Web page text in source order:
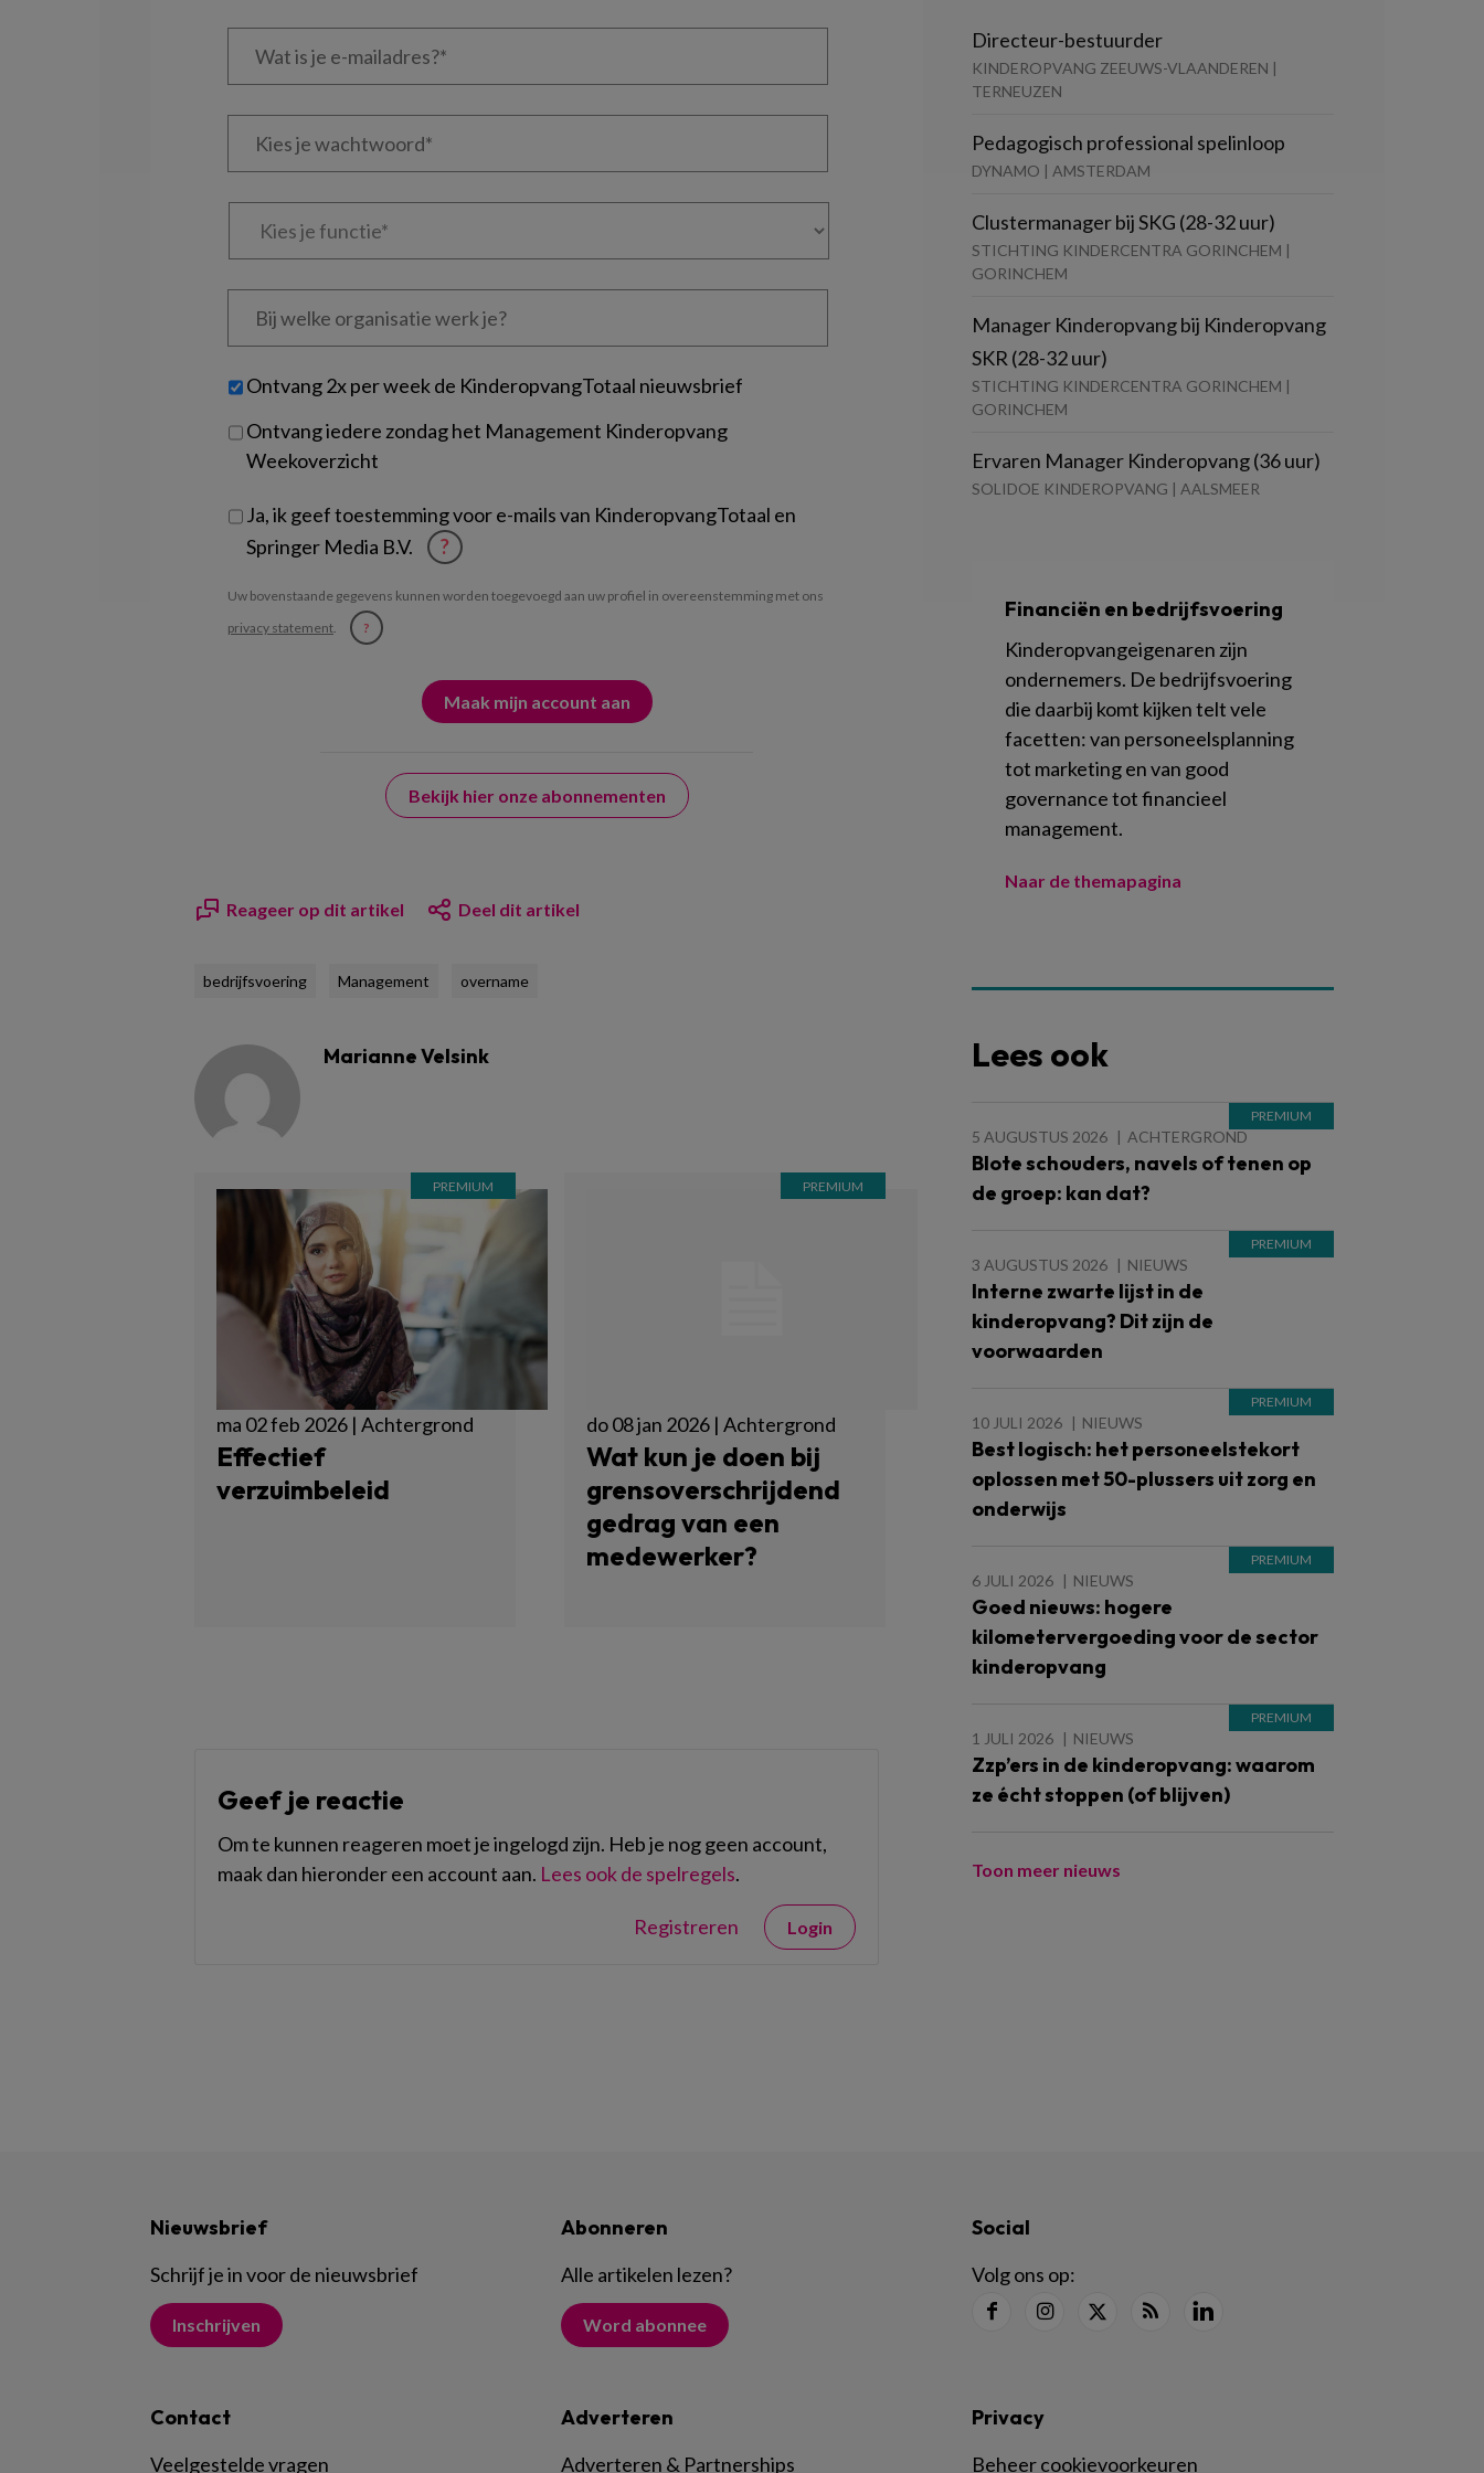
Wat
Kies
Kies
Bij
welke
je?
Untitled
Ontvang 2x per week de KinderopvangTotaal nieuwsbrief
Ontvang iedere zondag het Management Kinderopvang
Weekoverzicht
Ja, ik geef toestemming voor e-mails van KinderopvangTotaal en
Springer Media B.V.
?
Uw bovenstaande gegevens kunnen worden toegevoegd aan uw profiel in overeenstemming met ons
privacy statement. ?
Bekijk hier onze abonnementen
Reageer op dit artikel Deel dit artikel
bedrijfsvoering Management overname
Marianne Velsink
ma 02 feb 2026 | Achtergrond
Effectief
verzuimbeleid
do 08 jan 2026 | Achtergrond
Wat kun je doen bij
grensoverschrijdend
gedrag van een
medewerker?
Geef je reactie
Om te kunnen reageren moet je ingelogd zijn. Heb je nog geen account,
maak dan hieronder een account aan. Lees ook de spelregels.
Registreren Login
Directeur-bestuurder
KINDEROPVANG ZEEUWS-VLAANDEREN |
TERNEUZEN
Pedagogisch professional spelinloop
DYNAMO | AMSTERDAM
Clustermanager bij SKG (28-32 uur)
STICHTING KINDERCENTRA GORINCHEM |
GORINCHEM
Manager Kinderopvang bij Kinderopvang
SKR (28-32 uur)
STICHTING KINDERCENTRA GORINCHEM |
GORINCHEM
Ervaren Manager Kinderopvang (36 uur)
SOLIDOE KINDEROPVANG | AALSMEER
Financiën en bedrijfsvoering
Kinderopvangeigenaren zijn
ondernemers. De bedrijfsvoering
die daarbij komt kijken telt vele
facetten: van personeelsplanning
tot marketing en van good
governance tot financieel
management.
Naar de themapagina
Lees ook
5 AUGUSTUS 2026 ACHTERGROND
Blote schouders, navels of tenen op
de groep: kan dat?
3 AUGUSTUS 2026 NIEUWS
Interne zwarte lijst in de
kinderopvang? Dit zijn de
voorwaarden
10 JULI 2026 NIEUWS
Best logisch: het personeelstekort
oplossen met 50-plussers uit zorg en
onderwijs
6 JULI 2026 NIEUWS
Goed nieuws: hogere
kilometervergoeding voor de sector
kinderopvang
1 JULI 2026 NIEUWS
Zzp’ers in de kinderopvang: waarom
ze écht stoppen (of blijven)
Toon meer nieuws
Nieuwsbrief
Schrijf je in voor de nieuwsbrief
Inschrijven
Abonneren
Alle artikelen lezen?
Word abonnee
Social
Volg ons op:
Contact
Veelgestelde vragen
Adverteren
Adverteren & Partnerships
Privacy
Beheer cookievoorkeuren